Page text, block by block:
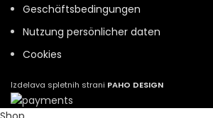
Geschäftsbedingungen
Nutzung persönlicher daten
Cookies
Izdelava spletnih strani PAHO DESIGN